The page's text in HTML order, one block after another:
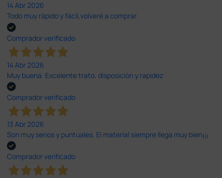
14 Abr 2026
Todo muy rápido y fácil,volveré a comprar.
Comprador verificado
14 Abr 2026
Muy buena. Excelente trato, disposición y rapidez
Comprador verificado
13 Abr 2026
Son muy serios y puntuales. El material siempre llega muy bien¡¡¡
Comprador verificado